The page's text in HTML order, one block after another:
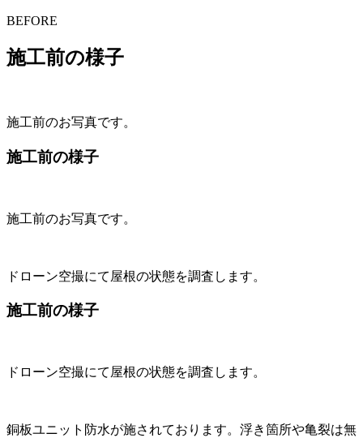
BEFORE
施工前の様子
施工前のお写真です。
施工前の様子
施工前のお写真です。
ドローン空撮にて屋根の状態を調査します。
施工前の様子
ドローン空撮にて屋根の状態を調査します。
銅板ユニット防水が施されております。浮き箇所や亀裂は無